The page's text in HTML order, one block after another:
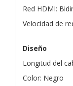
Red HDMI:
Velocidad de
Diseño
Longitud del
Color: Negro